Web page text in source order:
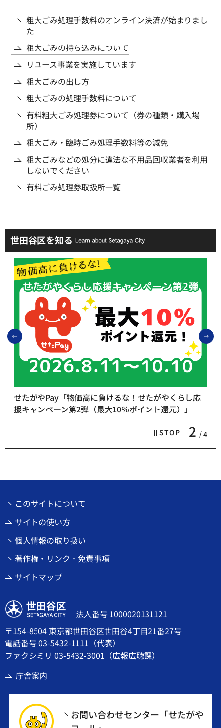
粗大ごみ処理手数料のオンライン決済が始まりまし
た
粗大ごみの持ち込みについて
リユース事業を実施しています
粗大ごみの出し方
粗大ごみの処理手数料について
有料粗大ごみ処理券について（券の種類・購入場
所）
粗大ごみ・臨時ごみ処理手数料等の減免
粗大ごみなどの処分に違法な不用品回収業者を利用
しないでください
有料ごみ処理券取扱所一覧
世田谷区を知る
前のスライドを表示
STOP 2 4
せたがやPay「物価高に負けるな！せたがやくらし応
援キャンペーン第2弾（最大10％ポイント還元）」
このサイトについて
サイトの使い方
個人情報の取り扱い
著作権・リンク・免責事項
サイトマップ
世田谷区
法人番号 1000020131121
〒154-8504 東京都世田谷区世田谷4丁目21番27号
電話番号03-5432-1111 （代表）
ファクシミリ 03-5432-3001（広報広聴課）
庁舎案内
お問い合わせセンター「せたがや